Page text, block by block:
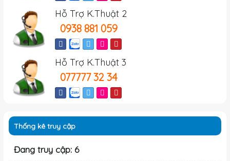
Hỗ Trợ K.Thuật 2
0938 881 059
Hỗ Trợ K.Thuật 3
077777 32 34
Thống kê truy cập
Đang truy cập: 6